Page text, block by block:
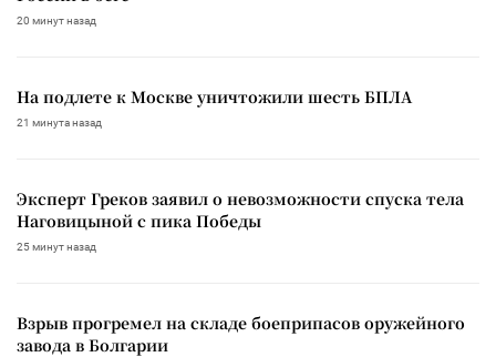
20 минут назад
На подлете к Москве уничтожили шесть БПЛА
21 минута назад
Эксперт Греков заявил о невозможности спуска тела
Наговицыной с пика Победы
25 минут назад
Взрыв прогремел на складе боеприпасов оружейного
завода в Болгарии